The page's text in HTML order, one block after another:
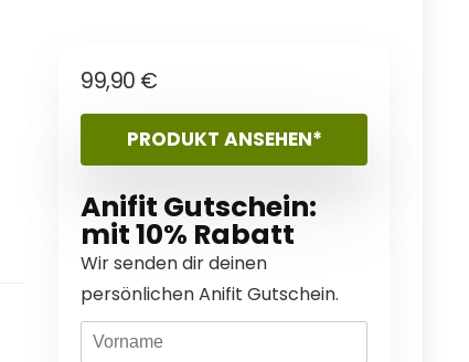
99,90 €
PRODUKT ANSEHEN*
Anifit Gutschein:
mit 10% Rabatt
Wir senden dir deinen
persönlichen Anifit Gutschein.